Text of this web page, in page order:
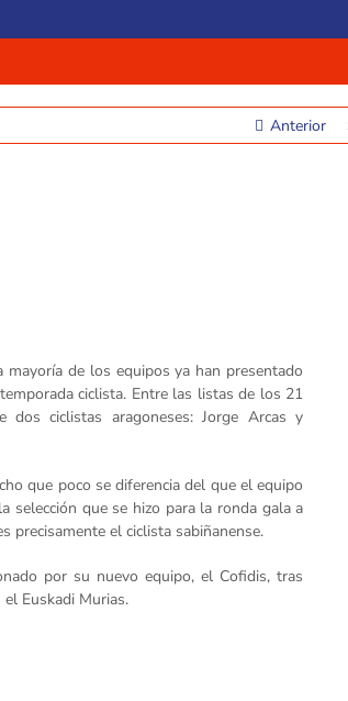
Anterior
de los equipos ya han presentado
ciclista. Entre las listas de los 21
dos ciclistas aragoneses: Jorge Arcas y
que poco se diferencia del que el equipo
selección que se hizo para la ronda gala a
precisamente el ciclista sabiñanense.
por su nuevo equipo, el Cofidis, tras
Euskadi Murias.